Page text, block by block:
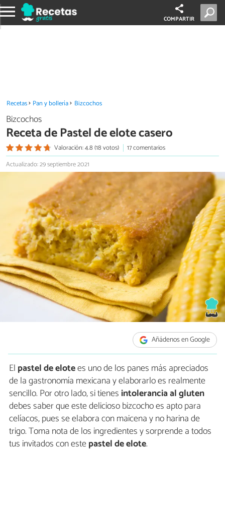
COMPARTIR
Recetas Pan y bollería Bizcochos
Bizcochos
Receta de Pastel de elote casero
Valoración: 4.8 (18 votos)
17 comentarios
Actualizado: 29 septiembre 2021
Añádenos en Google
El pastel de elotees uno de los panes más apreciados
de la gastronomía mexicana y elaborarlo es realmente
sencillo. Por otro lado, si tienes intolerancia al gluten
debes saber que este delicioso bizcocho es apto para
celíacos, pues se elabora con maicena y no harina de
trigo. Toma nota de los ingredientes y sorprende a todos
tus invitados con estepastel de elote.